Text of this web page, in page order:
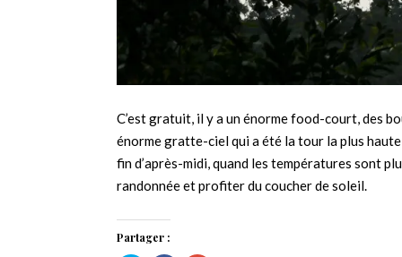
C’est gratuit, il y a un énorme food-court, des
énorme gratte-ciel qui a été la tour la plus
fin d’après-midi, quand les températures sont
randonnée et profiter du coucher de soleil.
Partager :